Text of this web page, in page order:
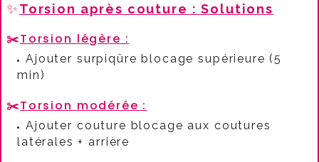
✨Torsion après couture : Solutions
✂️Torsion légère :
Ajouter surpiqûre blocage supérieure (5
min)
✂️Torsion modérée :
Ajouter couture blocage aux coutures
latérales + arrière